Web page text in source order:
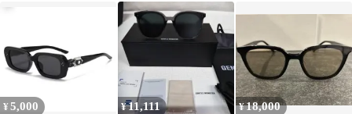
BOLD Ego01 ブルー
¥ 5,000 ¥11,111 ¥18,000